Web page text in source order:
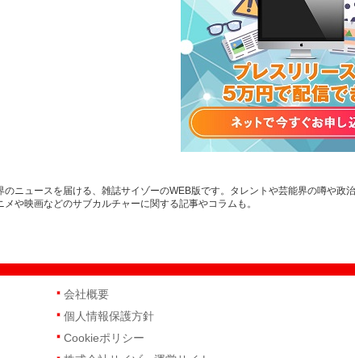
ニュースを届ける、雑誌サイゾーのWEB版です。タレントや芸能界の噂や政
や映画などのサブカルチャーに関する記事やコラムも。
会社概要
個人情報保護方針
Cookieポリシー